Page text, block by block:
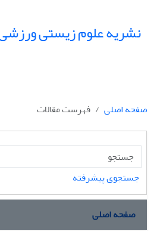
نشریه علوم زیستی
صفحه اصلی
فهرست مقالات
جستجوی پیشرفته
صفحه اصلی